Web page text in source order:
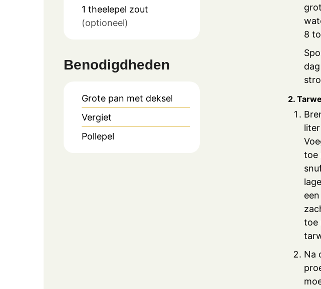
1 theelepel zout
(optioneel)
Benodigdheden
Grote pan met deksel
Vergiet
Pollepel
8
2.
toe
toe
Na